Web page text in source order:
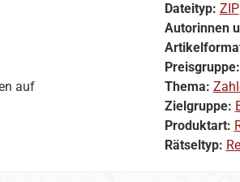
auf
Dateityp: ZIP
Autorinnen
Preisgruppe:
Thema:
Zielgruppe:
Produktart:
Rätseltyp: